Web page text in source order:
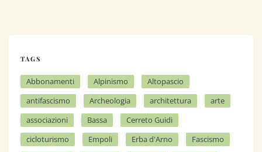
TAGS
Abbonamenti Alpinismo
Altopascio
antifascismo
Archeologia architettura
arte
associazioni
Bassa
Cerreto Guidi
cicloturismo
Empoli Erba d'Arno
Fascismo